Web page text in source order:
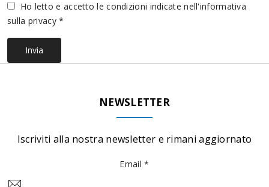
VuotoHo letto e accetto le condizioni indicate nell'informativa
sulla privacy *
Invia
NEWSLETTER
Iscriviti alla nostra newsletter e rimani aggiornato
Email *